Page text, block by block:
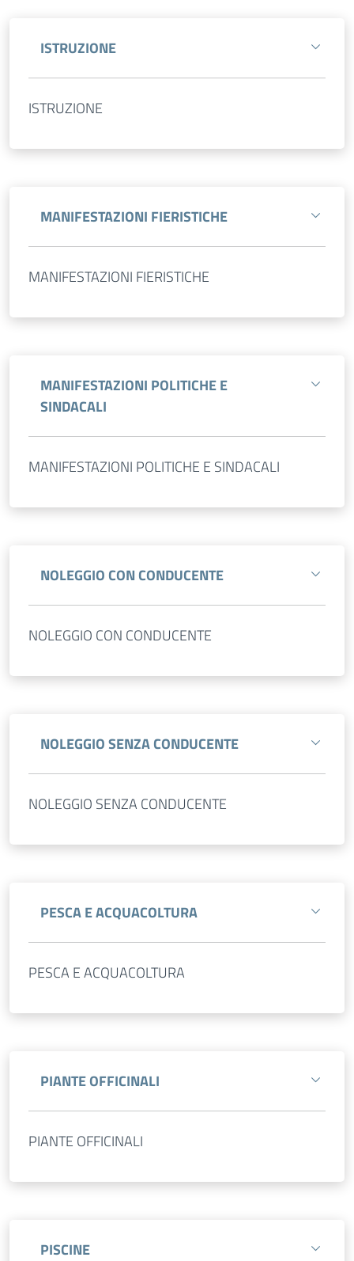
ISTRUZIONE
ISTRUZIONE
MANIFESTAZIONI FIERISTICHE
MANIFESTAZIONI FIERISTICHE
MANIFESTAZIONI POLITICHE E
SINDACALI
MANIFESTAZIONI POLITICHE E SINDACALI
NOLEGGIO CON CONDUCENTE
NOLEGGIO CON CONDUCENTE
NOLEGGIO SENZA CONDUCENTE
NOLEGGIO SENZA CONDUCENTE
PESCA E ACQUACOLTURA
PESCA E ACQUACOLTURA
PIANTE OFFICINALI
PIANTE OFFICINALI
PISCINE